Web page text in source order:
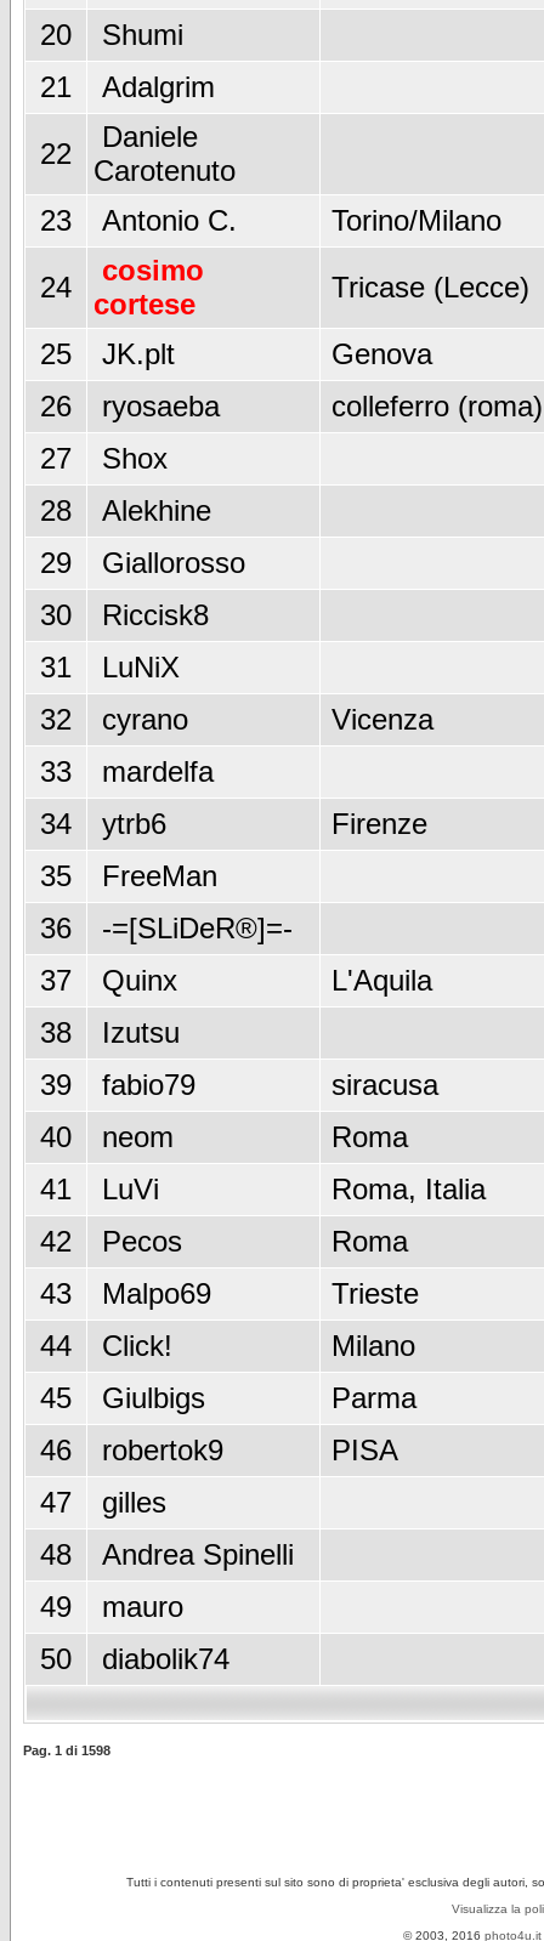
20
Shumi
21
Adalgrim
22
Daniele
Carotenuto
23
Antonio C. Torino/Milano
24
cosimo
cortese
Tricase (Lecce)
25 JK.plt
Genova
26
ryosaeba
colleferro (roma)
27
Shox
28
Alekhine
29
Giallorosso
30
Riccisk8
31
LuNiX
32
cyrano
Vicenza
33
mardelfa
34
ytrb6
Firenze
35
FreeMan
36
-=[SLiDeR®]=-
37
Quinx
L'Aquila
38
Izutsu
39
fabio79
siracusa
40
neom
Roma
41
LuVi
Roma, Italia
42
Pecos
Roma
43
Malpo69
Trieste
44
Click!
Milano
45
Giulbigs
Parma
46
robertok9
PISA
47
gilles
48
Andrea Spinelli
49
mauro
50
diabolik74
Pag. 1 di 1598
Tutti i contenuti presenti sul sito sono di proprieta' esclusiva degli autori,
Visualizza la
© 2003, 2016 photo4u.it